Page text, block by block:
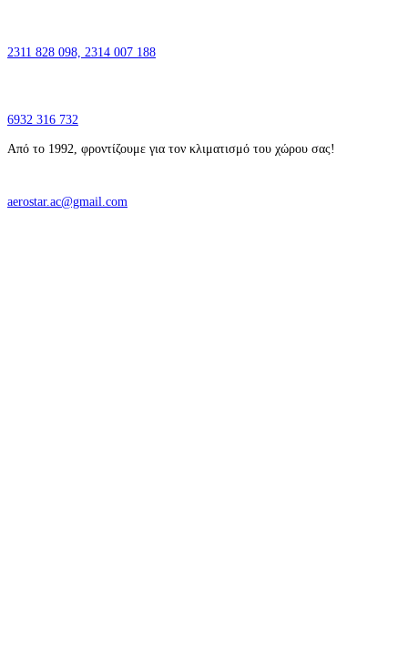
2311 828 098, 2314 007 188
6932 316 732
Από το 1992, φροντίζουμε για τον κλιματισμό του χώρου σας!
aerostar.ac@gmail.com